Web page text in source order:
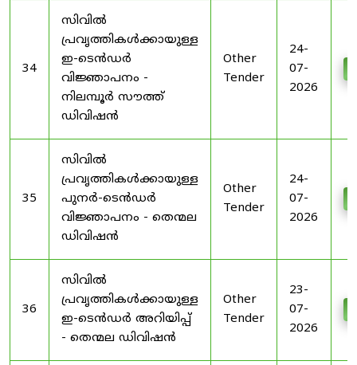
34
സിവിൽ
പ്രവൃത്തികൾക്കായുള്ള
ഇ-ടെൻഡർ
വിജ്ഞാപനം -
നിലമ്പൂർ സൗത്ത്
ഡിവിഷൻ
Other
Tender
24-
07-
2026
35
സിവിൽ
പ്രവൃത്തികൾക്കായുള്ള
പുനർ-ടെൻഡർ
വിജ്ഞാപനം - തെന്മല
ഡിവിഷൻ
Other
Tender
24-
07-
2026
36
സിവിൽ
പ്രവൃത്തികൾക്കായുള്ള
ഇ-ടെൻഡർ അറിയിപ്പ്
- തെന്മല ഡിവിഷൻ
Other
Tender
23-
07-
2026